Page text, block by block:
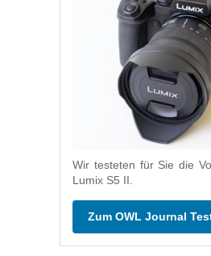
Wir testeten für Sie die
Lumix S5 II.
Zum OWL Journal